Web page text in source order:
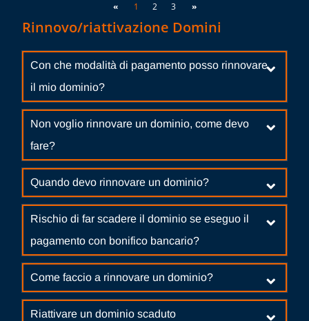
« 1 2 3 »
Rinnovo/riattivazione Domini
Con che modalità di pagamento posso rinnovare
il mio dominio?
Non voglio rinnovare un dominio, come devo
fare?
Quando devo rinnovare un dominio?
Rischio di far scadere il dominio se eseguo il
pagamento con bonifico bancario?
Come faccio a rinnovare un dominio?
Riattivare un dominio scaduto